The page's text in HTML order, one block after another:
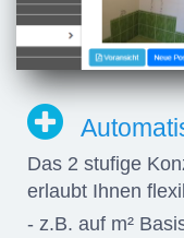
Das 2 stufige
erlaubt Ihnen
- z.B. auf m²